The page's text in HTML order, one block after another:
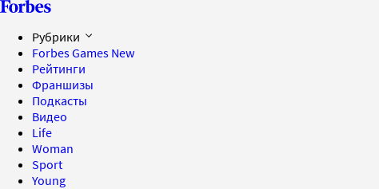
Рубрики
Forbes Games New
Рейтинги
Франшизы
Подкасты
Видео
Life
Woman
Sport
Young